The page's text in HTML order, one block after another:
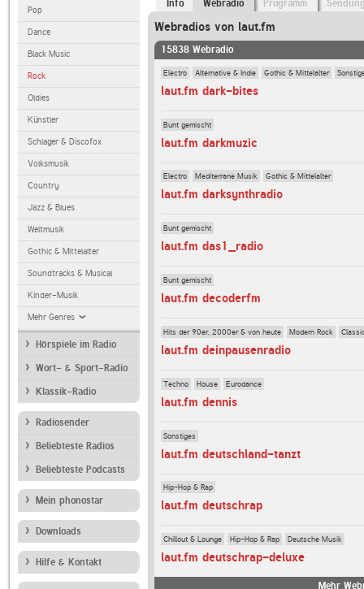
Pop
Dance
Black Music
Rock
Oldies
Künstler
Schlager & Discofox
Volksmusik
Country
Jazz & Blues
Weltmusik
Gothic & Mittelalter
Soundtracks & Musical
Kinder-Musik
Mehr Genres
Hörspiele im Radio
Wort- & Sport-Radio
Klassik-Radio
Radiosender
Beliebteste Radios
Beliebteste Podcasts
Mein phonostar
Downloads
Hilfe & Kontakt
Info Webradio Programm
Webradios von laut.fm
15838 Webradio
Electro Alternative & Indie Gothic & Mittelalter
laut.fm dark-bites
Bunt gemischt
laut.fm darkmuzic
Electro Mediterrane Musik Gothic & Mittelalter
laut.fm darksynthradio
Bunt gemischt
laut.fm das1_radio
Bunt gemischt
laut.fm decoderfm
Hits der 90er, 2000er & von heute Modern Rock
laut.fm deinpausenradio
Techno House Eurodance
laut.fm dennis
Sonstiges
laut.fm deutschland-tanzt
Hip-Hop & Rap
laut.fm deutschrap
Chillout & Lounge Hip-Hop & Rap Deutsche Musik
laut.fm deutschrap-deluxe
Mehr